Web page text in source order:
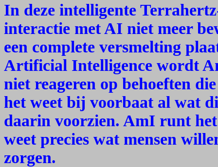
In deze intelligente
interactie met AI niet meer
een complete versmelting
Artificial Intelligence wordt
niet reageren op behoeften
het weet bij voorbaat al wat
daarin voorzien. AmI runt
weet precies wat mensen
zorgen.